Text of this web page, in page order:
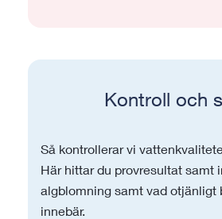
Kontroll och
Så kontrollerar vi
Här hittar du provresultat samt
algblomning samt vad otjänligt
innebär.